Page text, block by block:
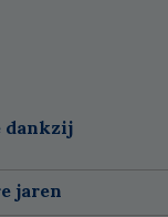
dankzij
jaren